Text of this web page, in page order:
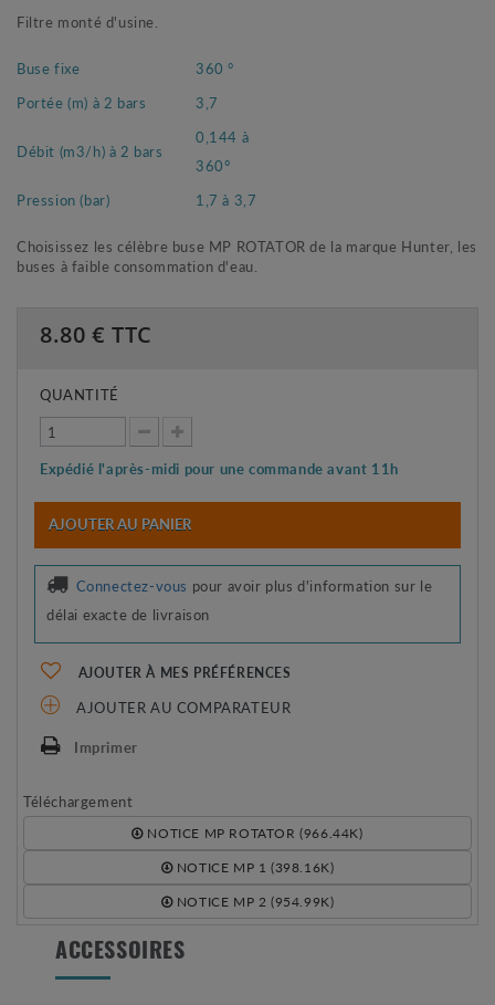
Filtre monté d'usine.
Buse fixe
360 °
Portée (m) à 2 bars
3,7
Débit (m3/h) à 2 bars
0,144 à
360°
Pression (bar)
1,7 à 3,7
Choisissez les célèbre buse MP ROTATOR de la marque Hunter, les
buses à faible consommation d'eau.
8.80 € TTC
QUANTITÉ
Expédié l'après-midi pour une commande avant 11h
AJOUTER AU PANIER
Connectez-vous pour avoir plus d'information sur le
délai exacte de livraison
AJOUTER À MES PRÉFÉRENCES
AJOUTER AU COMPARATEUR
Imprimer
Téléchargement
NOTICE MP ROTATOR (966.44K)
NOTICE MP 1 (398.16K)
NOTICE MP 2 (954.99K)
ACCESSOIRES